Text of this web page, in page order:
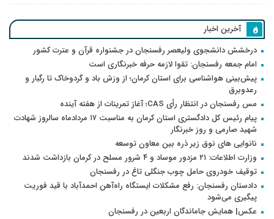
آخرین اخبار
درخشش دانشجوی ولیعصر رفسنجان در جشنواره قرآن و عترت کشور
امام جمعه رفسنجان: تقوا لازمه حرفه خبرنگاری است
پیش‌بینی هواشناسی برای استان کرمان؛ از وزش باد و گردوخاک تا رگبار و
رعدوبرق
مس رفسنجان در انتظار رأی CAS؛ آغاز تمرینات از هفته آینده
پیام رئیس کل دادگستری استان کرمان به مناسبت ۱۷ مردادماه سالروز شهادت
شهید صارمی و روز خبرنگار
نانوایی های نوق زیر ذره بین معاون توسعه
وزارت اطلاعات: ۲۱ مزدور موساد و ۴ شرور مسلح در کرمان بازداشت شدند
توقیف خودروی حامل چوب جنگلی تاغ در رفسنجان
دادستان رفسنجان: رفع مشکلات ایستگاه راه‌آهن احمدآباد با قید فوریت
پیگیری می‌شود
عکس| همایش جاماندگان اربعین در رفسنجان